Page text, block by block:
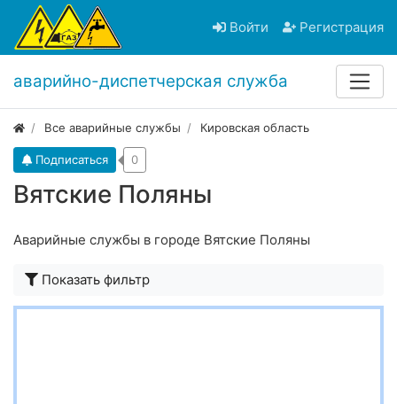
Войти Регистрация
аварийно-диспетчерская служба
Все аварийные службы Кировская область
Вятские Поляны
Подписаться 0
Аварийные службы в городе Вятские Поляны
Показать фильтр